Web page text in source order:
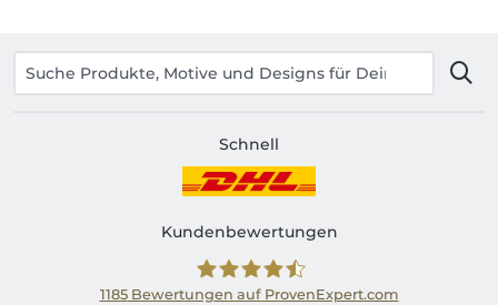
Schnell
Kundenbewertungen
1185Bewertungen auf ProvenExpert.com